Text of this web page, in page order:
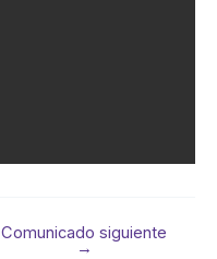
Comunicado siguiente
→